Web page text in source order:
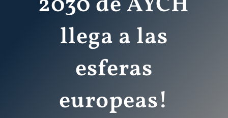
llega a las
esferas
europeas!